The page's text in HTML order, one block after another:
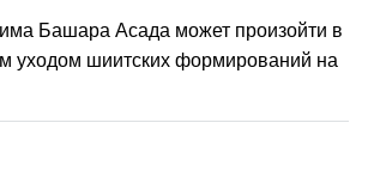
Башара Асада может произойти в
уходом шиитских формирований на